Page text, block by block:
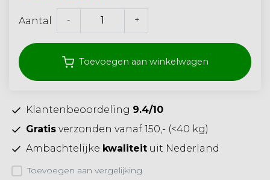
Aantal - +
Toevoegen aan winkelwagen
Klantenbeoordeling 9.4/10
Gratis verzonden vanaf 150,- (<40 kg)
Ambachtelijke kwaliteit uit Nederland
Toevoegen aan vergelijking